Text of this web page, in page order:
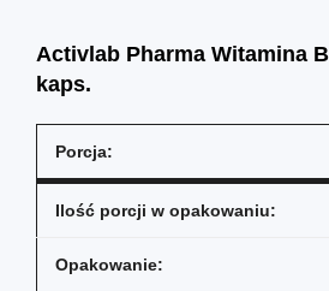
Activlab Pharma Witamina
kaps.
Porcja:
Ilość porcji w opakowaniu:
Opakowanie: